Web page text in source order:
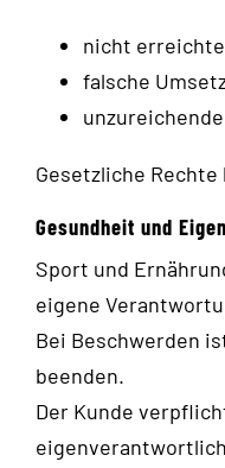
nicht
falsche
Gesetzliche
Gesundheit und
Sport und
eigene
Bei Beschwerden
beenden.
Der Kunde